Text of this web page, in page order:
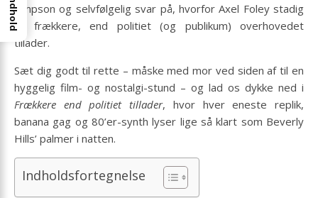
Simpson og selvfølgelig svar på, hvorfor Axel Foley stadig
er frækkere, end politiet (og publikum) overhovedet
tillader.
Sæt dig godt til rette – måske med mor ved siden af til en
hyggelig film- og nostalgi-stund – og lad os dykke ned i
Frækkere end politiet tillader, hvor hver eneste replik,
banana gag og 80’er-synth lyser lige så klart som Beverly
Hills’ palmer i natten.
Indholdsfortegnelse
Indhold